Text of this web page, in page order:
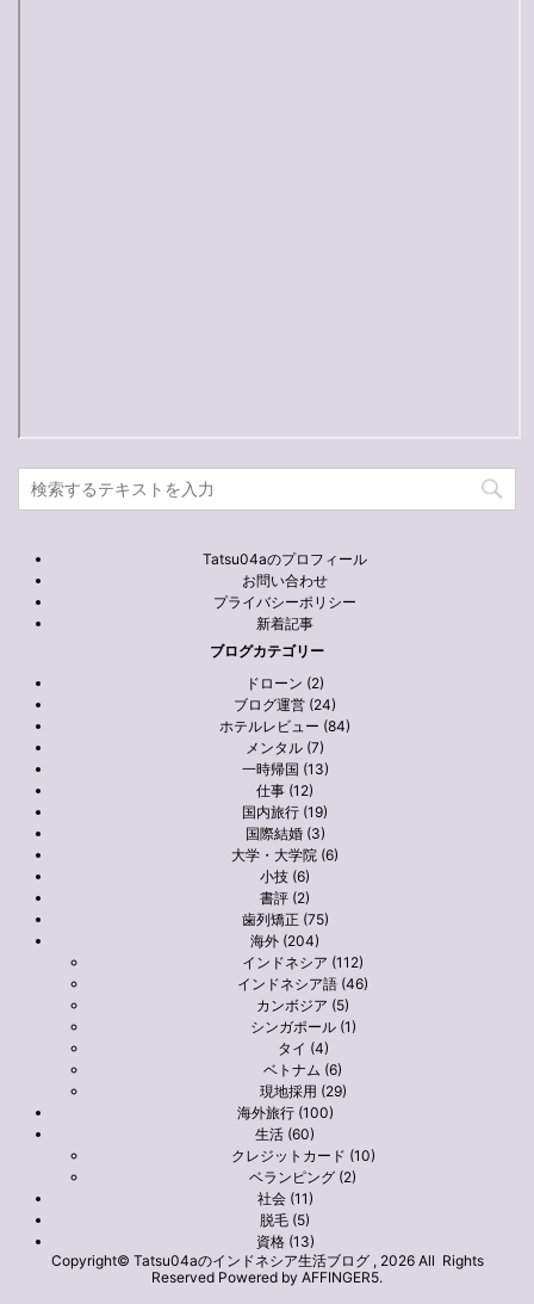
Tatsu04aのプロフィール
お問い合わせ
プライバシーポリシー
新着記事
ブログカテゴリー
ドローン (2)
ブログ運営 (24)
ホテルレビュー (84)
メンタル (7)
一時帰国 (13)
仕事 (12)
国内旅行 (19)
国際結婚 (3)
大学・大学院 (6)
小技 (6)
書評 (2)
歯列矯正 (75)
海外 (204)
インドネシア (112)
インドネシア語 (46)
カンボジア (5)
シンガポール (1)
タイ (4)
ベトナム (6)
現地採用 (29)
海外旅行 (100)
生活 (60)
クレジットカード (10)
ベランピング (2)
社会 (11)
脱毛 (5)
資格 (13)
Copyright© Tatsu04aのインドネシア生活ブログ , 2026 All Rights
Reserved Powered by AFFINGER5.